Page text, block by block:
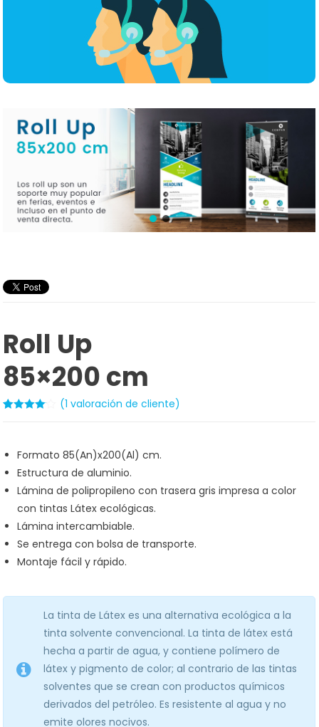
Roll Up
85×200 cm
en
puntuación
de cliente
(1 valoración de cliente)
Formato 85(An)x200(Al) cm.
Estructura de aluminio.
Lámina de polipropileno con trasera gris impresa a color
con tintas Látex ecológicas.
Lámina intercambiable.
Se entrega con bolsa de transporte.
Montaje fácil y rápido.
La tinta de Látex es una alternativa ecológica a la
tinta solvente convencional. La tinta de látex está
hecha a partir de agua, y contiene polímero de
látex y pigmento de color; al contrario de las tintas
solventes que se crean con productos químicos
derivados del petróleo. Es resistente al agua y no
emite olores nocivos.